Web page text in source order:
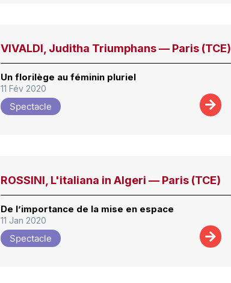
VIVALDI, Juditha Triumphans — Paris (TCE)
Un florilège au féminin pluriel
11 Fév 2020
Spectacle
ROSSINI, L'italiana in Algeri — Paris (TCE)
De l’importance de la mise en espace
11 Jan 2020
Spectacle